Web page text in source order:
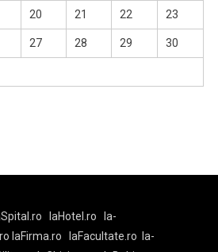
20 21 22 23
27 28 29 30
laHotel.ro
la-
laFirma.ro laFacultate.ro
la-